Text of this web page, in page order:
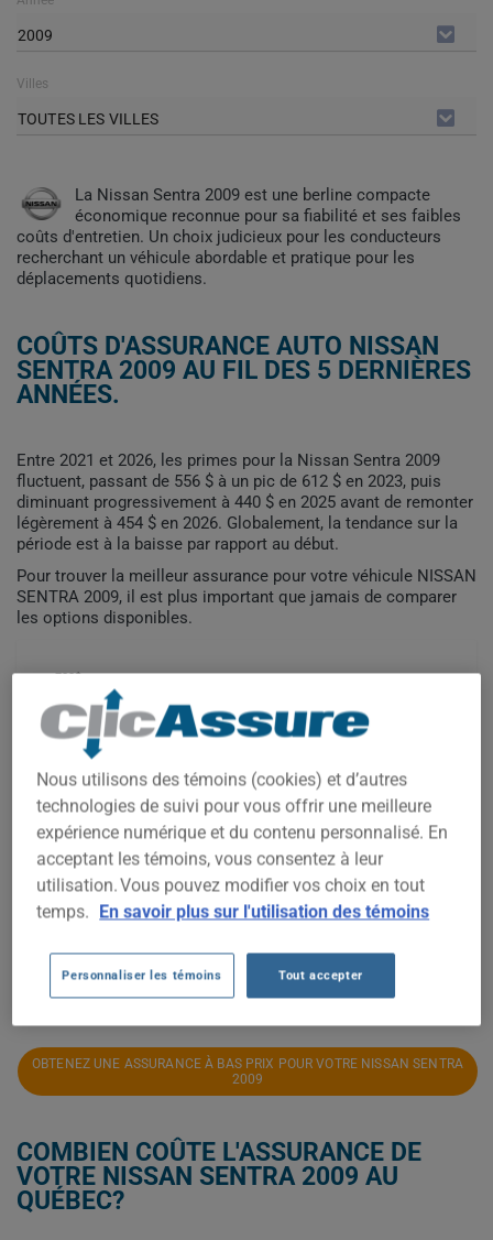
2009
Villes
TOUTES LES VILLES
La Nissan Sentra 2009 est une berline compacte
économique reconnue pour sa fiabilité et ses faibles
coûts d'entretien. Un choix judicieux pour les conducteurs
recherchant un véhicule abordable et pratique pour les
déplacements quotidiens.
COÛTS D'ASSURANCE AUTO NISSAN
SENTRA 2009 AU FIL DES 5 DERNIÈRES
ANNÉES.
Entre 2021 et 2026, les primes pour la Nissan Sentra 2009
fluctuent, passant de 556 $ à un pic de 612 $ en 2023, puis
diminuant progressivement à 440 $ en 2025 avant de remonter
légèrement à 454 $ en 2026. Globalement, la tendance sur la
période est à la baisse par rapport au début.
Pour trouver la meilleur assurance pour votre véhicule NISSAN
SENTRA 2009, il est plus important que jamais de comparer
les options disponibles.
2021 2022 2024 2025
400$
500$
700$
OBTENEZ UNE ASSURANCE À BAS PRIX POUR VOTRE NISSAN SENTRA
2009
COMBIEN COÛTE L'ASSURANCE DE
VOTRE NISSAN SENTRA 2009 AU
QUÉBEC?
Nous utilisons des témoins (cookies) et d’autres
technologies de suivi pour vous offrir une meilleure
expérience numérique et du contenu personnalisé. En
acceptant les témoins, vous consentez à leur
utilisation. Vous pouvez modifier vos choix en tout
temps. En savoir plus sur l'utilisation des témoins
Personnaliser les témoins Tout accepter